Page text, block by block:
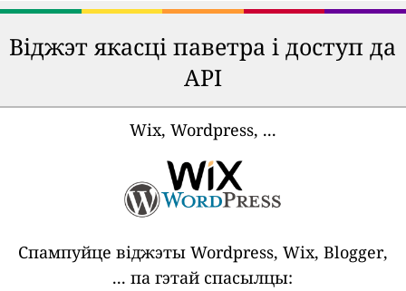
Віджэт якасці паветра і доступ да
API
Wix, Wordpress, ...
Спампуйце віджэты Wordpress, Wix, Blogger,
... па гэтай спасылцы: